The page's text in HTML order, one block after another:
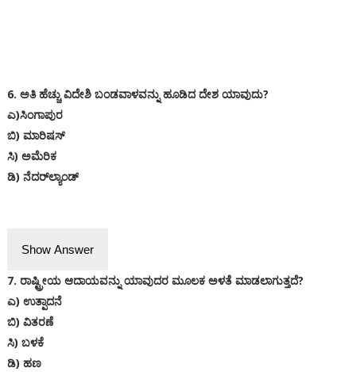
6. ಅತಿ ಹೆಚ್ಚು ವಿದೇಶಿ ಬಂಡವಾಳವನ್ನು ಹೂಡಿದ ದೇಶ ಯಾವುದು?
ಎ)ಸಿಂಗಾಪುರ
ಬಿ) ಮಾರಿಷಸ್
ಸಿ) ಅಮೆರಿಕ
ಡಿ) ನೆದರ್‌ಲ್ಯಾಂಡ್
Show Answer
7. ರಾಷ್ಟ್ರೀಯ ಆದಾಯವನ್ನು ಯಾವುದರ ಮೂಲಕ ಅಳತೆ ಮಾಡಲಾಗುತ್ತದೆ?
ಎ) ಉತ್ಪಾದನೆ
ಬಿ) ವಿತರಣೆ
ಸಿ) ಬಳಕೆ
ಡಿ) ಹಣ